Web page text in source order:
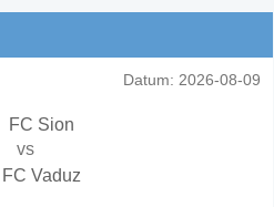
Datum: 2026-08-09
FC Sion
vs
FC Vaduz